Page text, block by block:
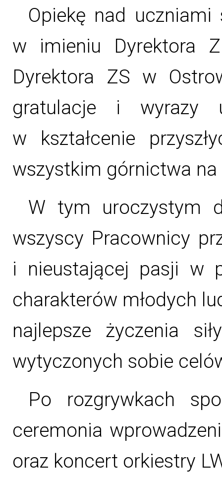
Opiekę nad uczniami
w imieniu Dyrektora
Dyrektora ZS w
gratulacje i wyrazy
w kształcenie
wszystkim górnictwa na
W tym uroczystym
wszyscy Pracownicy
i nieustającej pasji w
charakterów młodych
najlepsze życzenia
wytyczonych sobie
Po rozgrywkach
ceremonia
oraz koncert orkiestry